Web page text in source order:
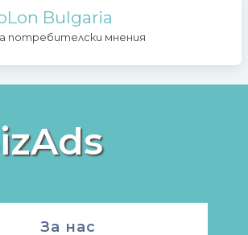
Bulgaria
потребителски мнения
За нас